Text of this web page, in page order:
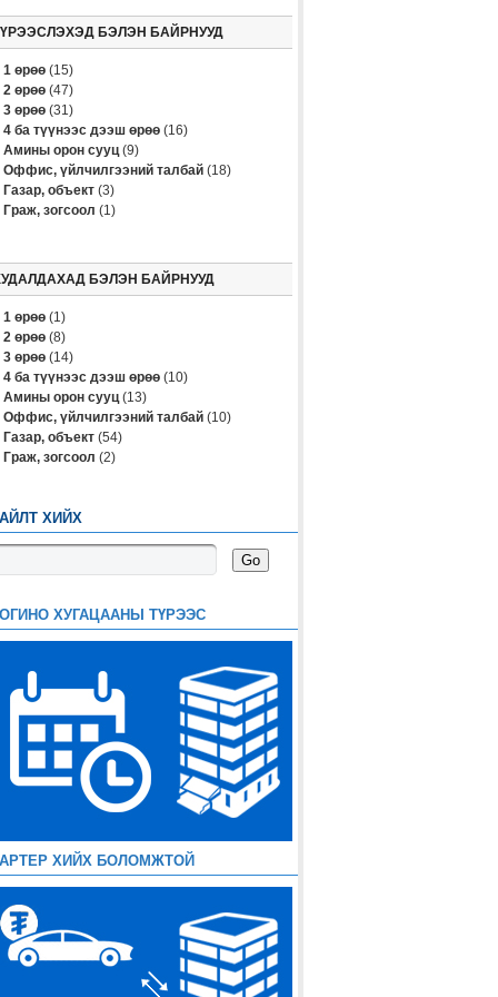
БЭЛЭН БАЙРНУУД
1 өрөө(15)
2 өрөө(47)
3 өрөө(31)
4 ба түүнээс дээш өрөө(16)
Амины орон сууц(9)
Оффис, үйлчилгээний талбай(18)
Газар, объект(3)
Граж, зогсоол (1)
БЭЛЭН БАЙРНУУД
1 өрөө(1)
2 өрөө(8)
3 өрөө(14)
4 ба түүнээс дээш өрөө(10)
Амины орон сууц(13)
Оффис, үйлчилгээний талбай(10)
Газар, объект(54)
Граж, зогсоол (2)
ХИЙХ
ХУГАЦААНЫ ТҮРЭЭС
ХИЙХ БОЛОМЖТОЙ